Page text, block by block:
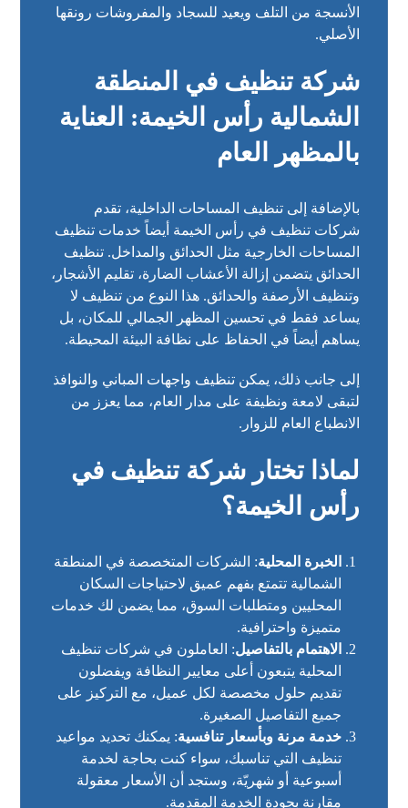
الأنسجة من التلف ويعيد للسجاد والمفروشات رونقها
الأصلي.
شركة تنظيف في المنطقة
الشمالية رأس الخيمة: العناية
بالمظهر العام
بالإضافة إلى تنظيف المساحات الداخلية، تقدم
شركات تنظيف في رأس الخيمة أيضاً خدمات تنظيف
المساحات الخارجية مثل الحدائق والمداخل. تنظيف
الحدائق يتضمن إزالة الأعشاب الضارة، تقليم الأشجار،
وتنظيف الأرصفة والحدائق. هذا النوع من تنظيف لا
يساعد فقط في تحسين المظهر الجمالي للمكان، بل
يساهم أيضاً في الحفاظ على نظافة البيئة المحيطة.
إلى جانب ذلك، يمكن تنظيف واجهات المباني والنوافذ
لتبقى لامعة ونظيفة على مدار العام، مما يعزز من
الانطباع العام للزوار.
لماذا تختار شركة تنظيف في
رأس الخيمة؟
الخبرة المحلية: الشركات المتخصصة في المنطقة
الشمالية تتمتع بفهم عميق لاحتياجات السكان
المحليين ومتطلبات السوق، مما يضمن لك خدمات
متميزة واحترافية.
الاهتمام بالتفاصيل: العاملون في شركات تنظيف
المحلية يتبعون أعلى معايير النظافة ويفضلون
تقديم حلول مخصصة لكل عميل، مع التركيز على
جميع التفاصيل الصغيرة.
خدمة مرنة وبأسعار تنافسية: يمكنك تحديد مواعيد
تنظيف التي تناسبك، سواء كنت بحاجة لخدمة
أسبوعية أو شهريّة، وستجد أن الأسعار معقولة
مقارنة بجودة الخدمة المقدمة.